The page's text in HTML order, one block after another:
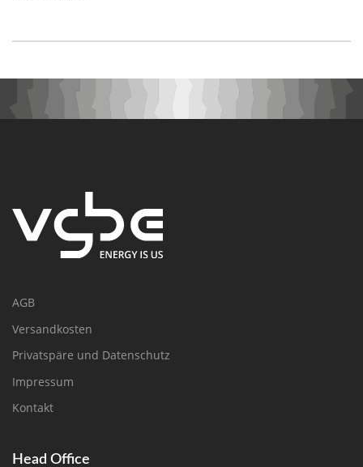
AGB
Versandkosten
Privatspäre und Datenschutz
Impressum
Kontakt
Head Office